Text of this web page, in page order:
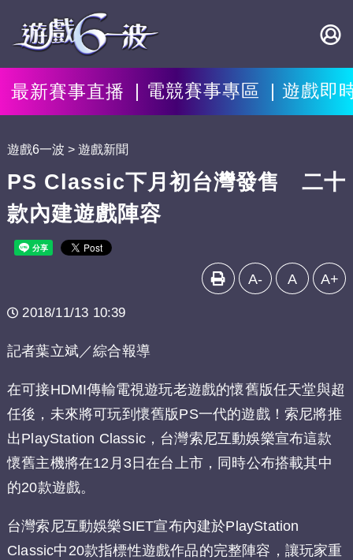
最新賽事直播 電競賽事專區 遊戲即
遊戲6一波 遊戲新聞
PS Classic下月初台灣發售 二十
款內建遊戲陣容
A- A A+
2018/11/13 10:39
記者葉立斌／綜合報導
在可接HDMI傳輸電視遊玩老遊戲的懷舊版任天堂與超
任後，未來將可玩到懷舊版PS一代的遊戲！索尼將推
出PlayStation Classic，台灣索尼互動娛樂宣布這款
懷舊主機將在12月3日在台上市，同時公布搭載其中
的20款遊戲。
台灣索尼互動娛樂SIET宣布內建於PlayStation
Classic中20款指標性遊戲作品的完整陣容，讓玩家重